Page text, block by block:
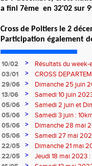
a fini 7ème en 32'02 sur
Cross de Poitiers le 2
Participation également
10/02 >
Résultats du week-
03/01
>
CROSS
29/06
>
Dimanche 25 juin
13/06
>
Samedi 10 juin
05/06
>
Samedi 2 juin et
Velay
05/06 >
Samedi 3 juin :
05/06
>
Dimanche 28 mai
05/06
>
Samedi 27 mai
22/05
>
Dimanche 21 mai
22/05
>
Jeudi 18 mai 2023